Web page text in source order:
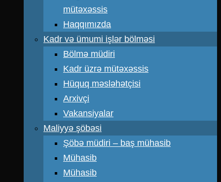
mütəxəssis
Haqqımızda
Kadr və ümumi işlər bölməsi
Bölmə müdiri
Kadr üzrə mütəxəssis
Hüquq məsləhətçisi
Arxivçi
Vakansiyalar
Maliyyə şöbəsi
Şöbə müdiri – baş mühasib
Mühasib
Mühasib